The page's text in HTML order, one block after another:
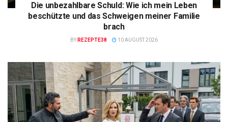
Die unbezahlbare Schuld: Wie ich mein Leben
beschützte und das Schweigen meiner Familie
brach
BY REZEPTE38 10 AUGUST 2026